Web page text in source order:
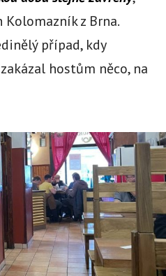
z Brna.
případ, kdy
hostům něco, na